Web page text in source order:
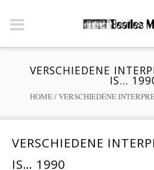
VERSCHIEDENE
IS…
HOME/VERSCHIEDENE
VERSCHIEDENE
IS… 1990